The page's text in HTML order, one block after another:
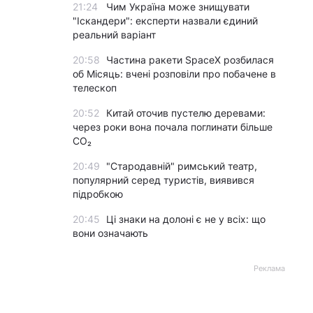
21:24
Чим Україна може знищувати
"Іскандери": експерти назвали єдиний
реальний варіант
20:58
Частина ракети SpaceX розбилася
об Місяць: вчені розповіли про побачене в
телескоп
20:52
Китай оточив пустелю деревами:
через роки вона почала поглинати більше
CO₂
20:49
"Стародавній" римський театр,
популярний серед туристів, виявився
підробкою
20:45
Ці знаки на долоні є не у всіх: що
вони означають
Реклама